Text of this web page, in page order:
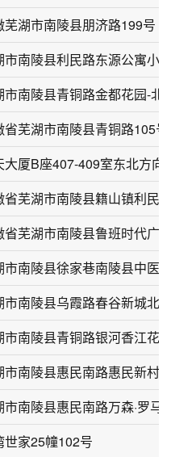
芜湖市南陵县朋济路199号
市南陵县利民路东源公寓小
市南陵县青铜路金都花园-北
省芜湖市南陵县青铜路105号
大厦B座407-409室东北方向
省芜湖市南陵县鲁班时代广
市南陵县徐家巷南陵县中医
市南陵县乌霞路春谷新城北
市南陵县青铜路银河香江花
市南陵县惠民南路惠民新村
市南陵县惠民南路万森·罗马
世家25幢102号